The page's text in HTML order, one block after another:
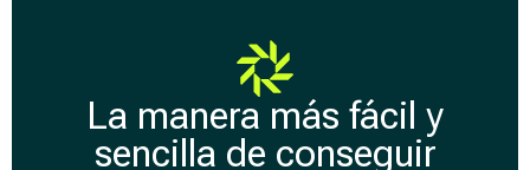
La manera más fácil y
sencilla de conseguir